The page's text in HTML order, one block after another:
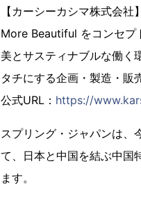
【カーシーカシマ株式会社】
More Beautiful をコンセプ
美とサスティナブルな働く
タチにする企画・製造・販
公式URL： https://
スプリング・ジャパンは、
て、日本と中国を結ぶ中国
ます。